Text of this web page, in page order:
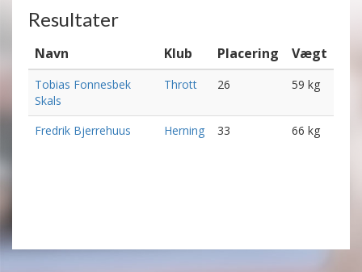
Resultater
Navn Klub Placering Vægt
Tobias Fonnesbek
Skals
Thrott 26 59 kg
Fredrik Bjerrehuus Herning 33 66 kg